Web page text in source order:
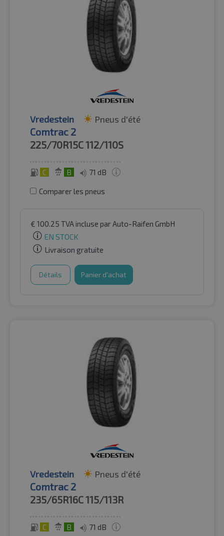
Vredestein Pneus d'été
Comtrac 2
225/70R15C112/110S
C B 71 dB
Comparer les pneus
€ 100.25 TVA incluse par Auto-Raifen GmbH
EN STOCK
Livraison gratuite
Détails Panier d'achat
Vredestein Pneus d'été
Comtrac 2
235/65R16C115/113R
C B 71 dB